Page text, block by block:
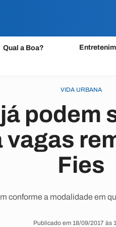
Qual a Boa?
VIDA URBANA
podem
vagas
Fies
conforme a modalidade em
Publicado em 18/09/2017 às